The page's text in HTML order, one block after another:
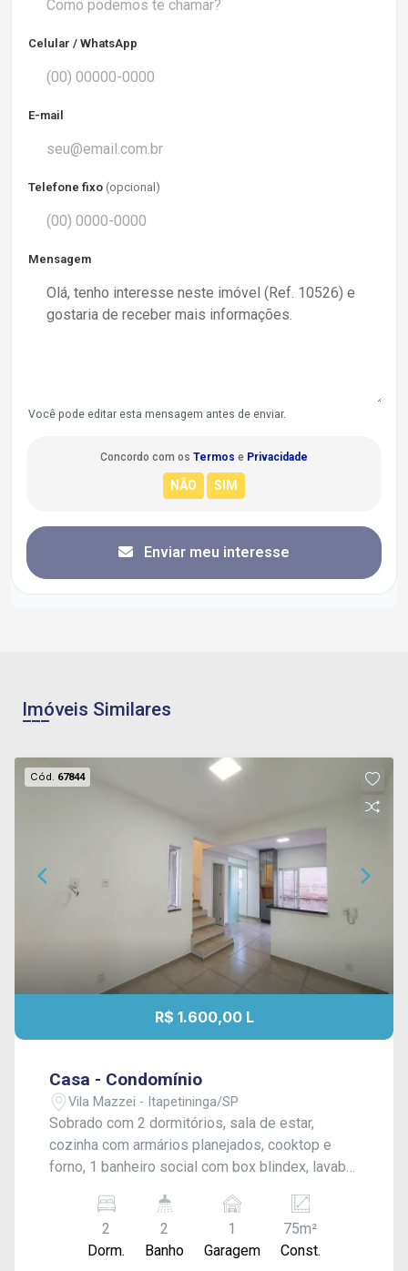
Celular / WhatsApp
E-mail
Telefone fixo (opcional)
Mensagem
Você pode editar esta mensagem antes de enviar.
Concordo com os Termos e Privacidade
Enviar meu interesse
Imóveis Similares
Cód. 67844
R$ 1.600,00 L
Casa - Condomínio
Vila Mazzei - Itapetininga/SP
Sobrado com 2 dormitórios, sala de estar,
cozinha com armários planejados, cooktop e
forno, 1 banheiro social com box blindex, lavabo,
coberta para 1 carro. Acabamento: laje e piso
2
Dorm.
2
Banho
1
Garagem
75m²
Const.